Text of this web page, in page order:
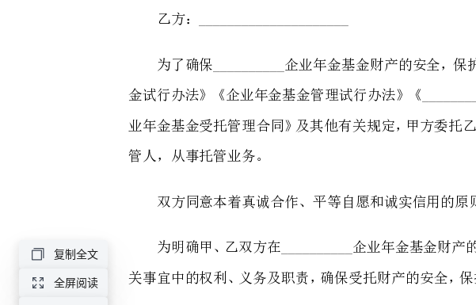
双方同意本着真诚合作、平等自愿和诚实信用的原则，开展此项合作。
第一章定义和释义
在本合同中，除上下文另有规定外，下列用语应当具有如下含义：
复制全文
全屏阅读